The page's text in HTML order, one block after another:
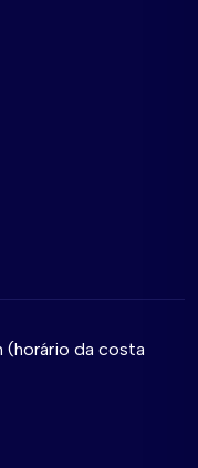
(horário da costa